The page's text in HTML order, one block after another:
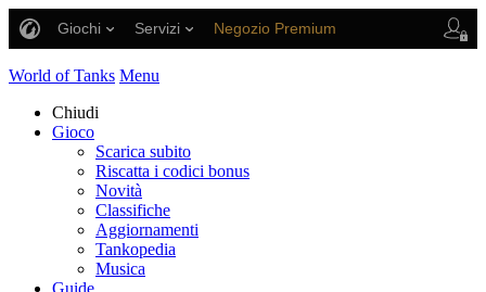
Giochi Servizi Negozio Premium
World of Tanks Menu
Chiudi
Gioco
Scarica subito
Riscatta i codici bonus
Novità
Classifiche
Aggiornamenti
Tankopedia
Musica
Guide